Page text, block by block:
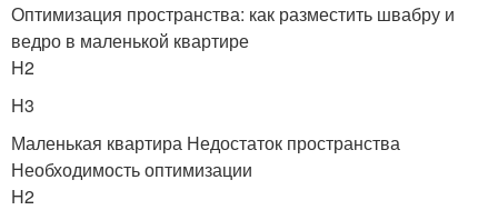
Оптимизация пространства: как разместить швабру и
ведро в маленькой квартире
H2
H3
Маленькая квартира Недостаток пространства
Необходимость оптимизации
H2